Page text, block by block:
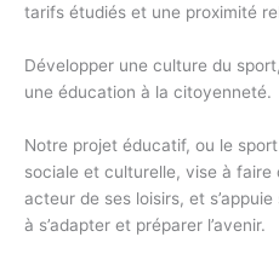
tarifs étudiés et une proximité
Développer une culture du
une éducation à la citoyenneté.
Notre projet éducatif, ou le
sociale et culturelle, vise à faire
acteur de ses loisirs, et
à s’adapter et préparer l’avenir.